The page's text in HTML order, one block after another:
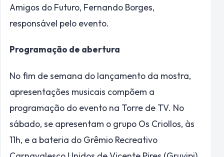
Amigos do Futuro, Fernando Borges,
responsável pelo evento.
Programação de abertura
No fim de semana do lançamento da mostra,
apresentações musicais compõem a
programação do evento na Torre de TV. No
sábado, se apresentam o grupo Os Criollos, às
11h, e a bateria do Grêmio Recreativo